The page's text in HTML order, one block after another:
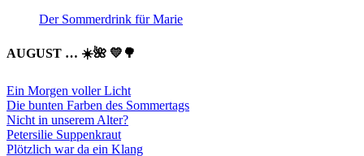
Der Sommerdrink für Marie
AUGUST … ☀️🌺 💛🌳
Ein Morgen voller Licht
Die bunten Farben des Sommertags
Nicht in unserem Alter?
Petersilie Suppenkraut
Plötzlich war da ein Klang